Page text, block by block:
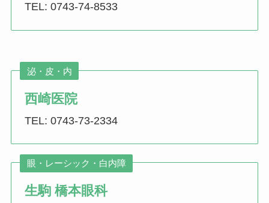
TEL: 0743-74-8533
泌・皮・内
西崎医院
TEL: 0743-73-2334
眼・レーシック・白内障
生駒 橋本眼科